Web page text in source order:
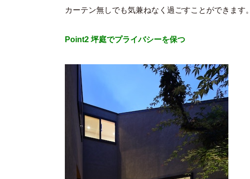
カーテン無しでも気兼ねなく過ごすことができます。
Point2 坪庭でプライバシーを保つ